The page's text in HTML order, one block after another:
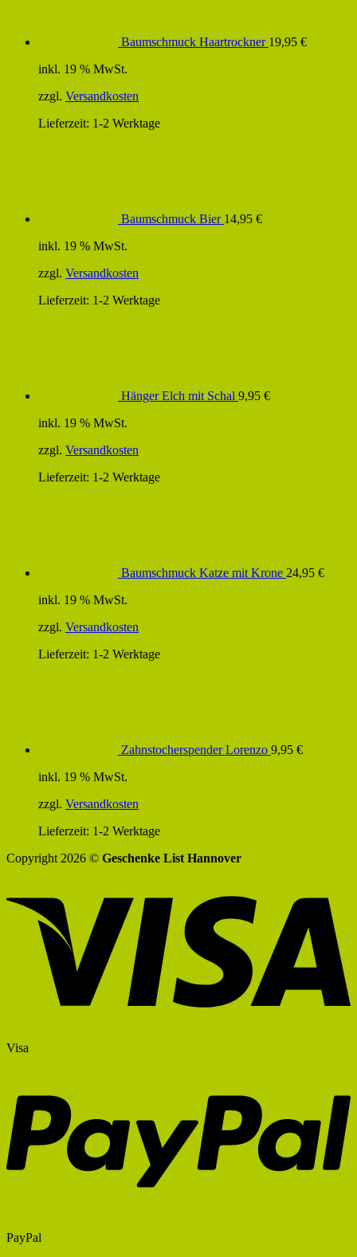
Baumschmuck Haartrockner 19,95 €
inkl. 19 % MwSt.
zzgl. Versandkosten
Lieferzeit: 1-2 Werktage
Baumschmuck Bier 14,95 €
inkl. 19 % MwSt.
zzgl. Versandkosten
Lieferzeit: 1-2 Werktage
Hänger Elch mit Schal 9,95 €
inkl. 19 % MwSt.
zzgl. Versandkosten
Lieferzeit: 1-2 Werktage
Baumschmuck Katze mit Krone 24,95 €
inkl. 19 % MwSt.
zzgl. Versandkosten
Lieferzeit: 1-2 Werktage
Zahnstocherspender Lorenzo 9,95 €
inkl. 19 % MwSt.
zzgl. Versandkosten
Lieferzeit: 1-2 Werktage
Copyright 2026 © Geschenke List Hannover
Visa
PayPal